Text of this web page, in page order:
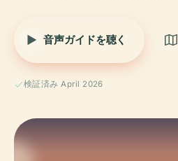
音声ガイドを聴く
検証済み April 2026